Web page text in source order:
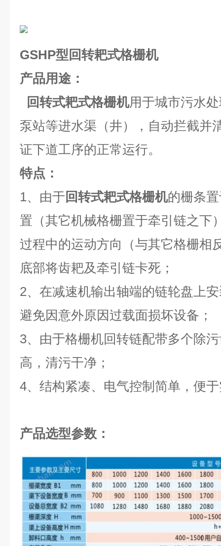
GSHP型回转耙式格栅机
产品用途：
回转式耙式格栅机用于城市污水
泵站等进水渠（井），自动拦截并
证下道工序的正常运行。
特点：
1、由于 回转式耙式格栅机的栅条
置（其它机械格栅置于牵引链之下
过程中的运动方向（与其它格栅相
底部将齿耙及牵引链卡死；
2、在减速机输出轴端的链轮盘上
避免因意外原因过载面损坏设备；
3、由于格栅机回转链配带多个除
高，清污干净；
4、结构紧凑、电气控制简单，便
产品选型参数：